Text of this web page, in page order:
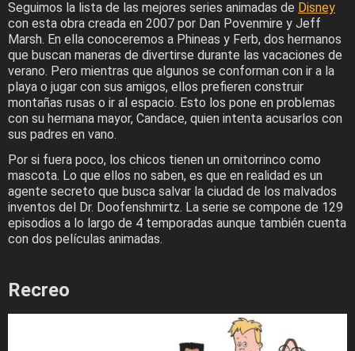
Seguimos la lista de las mejores series animadas de Disney
con esta obra creada en 2007 por Dan Povenmire y Jeff
Marsh. En ella conoceremos a Phineas y Ferb, dos hermanos
que buscan maneras de divertirse durante las vacaciones de
verano. Pero mientras que algunos se conforman con ir a la
playa o jugar con sus amigos, ellos prefieren construir
montañas rusas o ir al espacio. Esto los pone en problemas
con su hermana mayor, Candace, quien intenta acusarlos con
sus padres en vano.
Por si fuera poco, los chicos tienen un ornitorrinco como
mascota. Lo que ellos no saben, es que en realidad es un
agente secreto que busca salvar la ciudad de los malvados
inventos del Dr. Doofenshmirtz. La serie se compone de 129
episodios a lo largo de 4 temporadas aunque también cuenta
con dos películas animadas.
Recreo